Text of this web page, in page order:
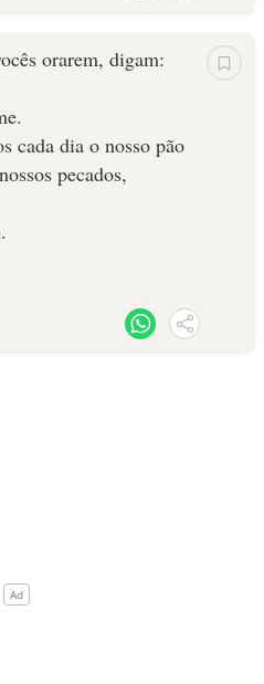
também tem todo poder sobre os
que agem nas regiões celestes
- reconhecimento que Deus supre
e confiança que o Pai sustenta
para perdoar (1 João 1:9)
devedores - Necessidade de
perdão de Deus
orarem, digam:
cada dia o nosso pão
pecados,